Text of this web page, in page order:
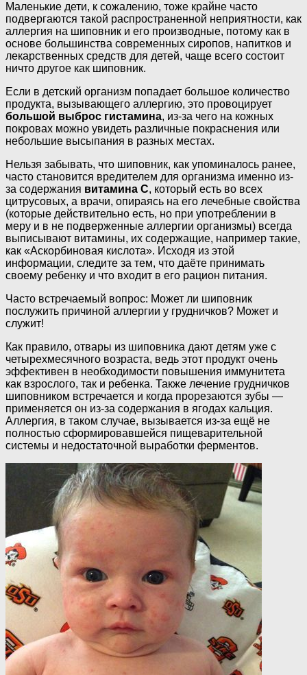
Маленькие дети, к сожалению, тоже крайне часто
подвергаются такой распространенной неприятности, как
аллергия на шиповник и его производные, потому как в
основе большинства современных сиропов, напитков и
лекарственных средств для детей, чаще всего состоит
ничто другое как шиповник.
Если в детский организм попадает большое количество
продукта, вызывающего аллергию, это провоцирует
большой выброс гистамина, из-за чего на кожных
покровах можно увидеть различные покраснения или
небольшие высыпания в разных местах.
Нельзя забывать, что шиповник, как упоминалось ранее,
часто становится вредителем для организма именно из-
за содержания витамина С, который есть во всех
цитрусовых, а врачи, опираясь на его лечебные свойства
(которые действительно есть, но при употреблении в
меру и в не подверженные аллергии организмы) всегда
выписывают витамины, их содержащие, например такие,
как «Аскорбиновая кислота». Исходя из этой
информации, следите за тем, что даёте принимать
своему ребенку и что входит в его рацион питания.
Часто встречаемый вопрос: Может ли шиповник
послужить причиной аллергии у грудничков? Может и
служит!
Как правило, отвары из шиповника дают детям уже с
четырехмесячного возраста, ведь этот продукт очень
эффективен в необходимости повышения иммунитета
как взрослого, так и ребенка. Также лечение грудничков
шиповником встречается и когда прорезаются зубы —
применяется он из-за содержания в ягодах кальция.
Аллергия, в таком случае, вызывается из-за ещё не
полностью сформировавшейся пищеварительной
системы и недостаточной выработки ферментов.